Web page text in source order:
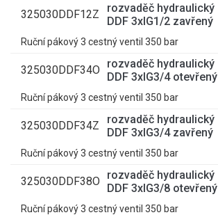
325030DDF12Z
rozvaděč hydraulický
DDF 3xIG1/2 zavřený
Ruční pákový 3 cestný ventil 350 bar
325030DDF34O
rozvaděč hydraulický
DDF 3xIG3/4 otevřený
Ruční pákový 3 cestný ventil 350 bar
325030DDF34Z
rozvaděč hydraulický
DDF 3xIG3/4 zavřený
Ruční pákový 3 cestný ventil 350 bar
325030DDF38O
rozvaděč hydraulický
DDF 3xIG3/8 otevřený
Ruční pákový 3 cestný ventil 350 bar